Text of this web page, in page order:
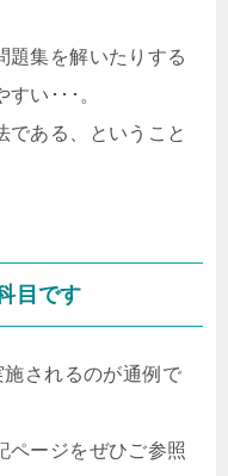
題集を解いたりする
い･･･。
である、ということ
目です
施されるのが通例で
ページをぜひご参照